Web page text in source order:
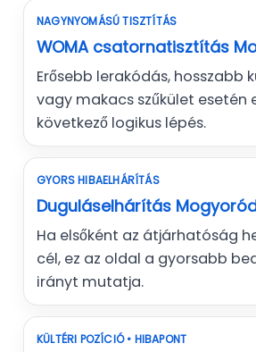
NAGYNYOMÁSÚ TISZTÍTÁS
WOMA csatornatisztítás
Erősebb lerakódás, hosszabb
vagy makacs szűkület esetén
következő logikus lépés.
GYORS HIBAELHÁRÍTÁS
Duguláselhárítás
Ha elsőként az átjárhatóság
cél, ez az oldal a gyorsabb
irányt mutatja.
KÜLTÉRI POZÍCIÓ • HIBAPONT